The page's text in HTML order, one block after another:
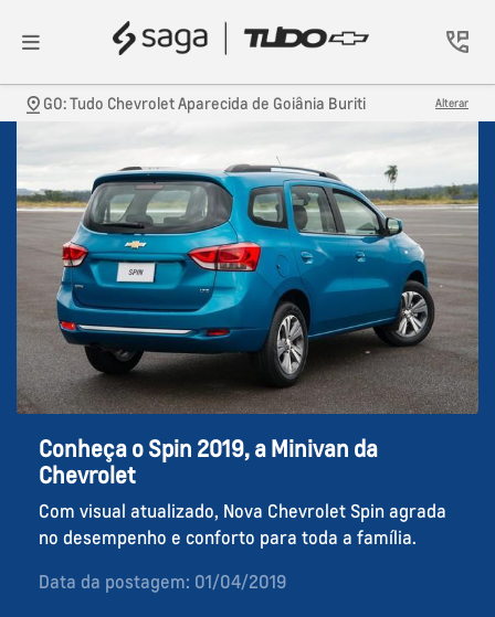
GO: Tudo Chevrolet Aparecida de Goiânia Buriti Alterar
Conheça o Spin 2019, a Minivan da
Chevrolet
Com visual atualizado, Nova Chevrolet Spin agrada
no desempenho e conforto para toda a família.
Data da postagem: 01/04/2019